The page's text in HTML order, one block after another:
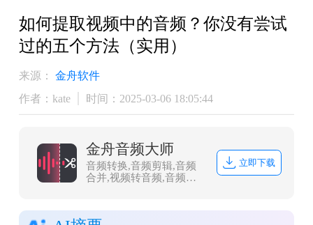
如何提取视频中的音频？你没有尝试
过的五个方法（实用）
来源：
金舟软件
作者：kate
时间：2025-03-06 18:05:44
金舟音频大师
音频转换,音频剪辑,音频
合并,视频转音频,音频分
立即下载